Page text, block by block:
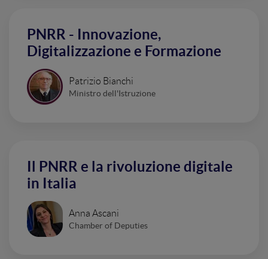
PNRR - Innovazione,
Digitalizzazione e Formazione
Patrizio Bianchi
Ministro dell'Istruzione
Il PNRR e la rivoluzione digitale
in Italia
Anna Ascani
Chamber of Deputies